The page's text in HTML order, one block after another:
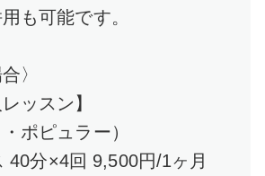
も可能です。
〉
ッスン】
ポピュラー）
40分×4回 9,500円/1ヶ月